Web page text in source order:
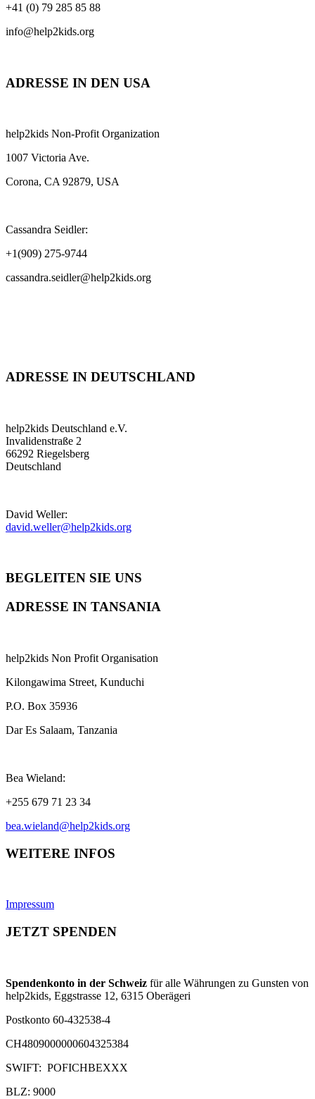
+41 (0) 79 285 85 88
info@help2kids.org
ADRESSE IN DEN USA
help2kids Non-Profit Organization
1007 Victoria Ave.
Corona, CA 92879, USA
Cassandra Seidler:
+1(909) 275-9744
cassandra.seidler@help2kids.org
ADRESSE IN DEUTSCHLAND
help2kids Deutschland e.V.
Invalidenstraße 2
66292 Riegelsberg
Deutschland
David Weller:
david.weller@help2kids.org
BEGLEITEN SIE UNS
ADRESSE IN TANSANIA
help2kids Non Profit Organisation
Kilongawima Street, Kunduchi
P.O. Box 35936
Dar Es Salaam, Tanzania
Bea Wieland:
+255 679 71 23 34
bea.wieland@help2kids.org
WEITERE INFOS
Impressum
JETZT SPENDEN
Spendenkonto in der Schweiz für alle Währungen zu Gunsten von
help2kids, Eggstrasse 12, 6315 Oberägeri
Postkonto 60-432538-4
CH4809000000604325384
SWIFT: POFICHBEXXX
BLZ: 9000